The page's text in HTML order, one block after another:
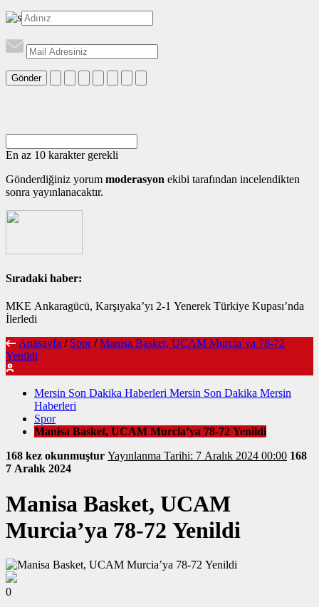
Gönder
En az 10 karakter gerekli
Gönderdiğiniz yorum moderasyon ekibi tarafından incelendikten
sonra yayınlanacaktır.
Sıradaki haber:
MKE Ankaragücü, Karşıyaka’yı 2-1 Yenerek Türkiye Kupası’nda
İlerledi
Anasayfa / Spor / Manisa Basket, UCAM Murcia’ya 78-72
Yenildi
Mersin Son Dakika Haberleri Mersin Son Dakika Mersin
Haberleri
Spor
Manisa Basket, UCAM Murcia’ya 78-72 Yenildi
168 kez okunmuştur
Yayınlanma Tarihi: 7 Aralık 2024 00:00 168
7 Aralık 2024
Manisa Basket, UCAM
Murcia’ya 78-72 Yenildi
0